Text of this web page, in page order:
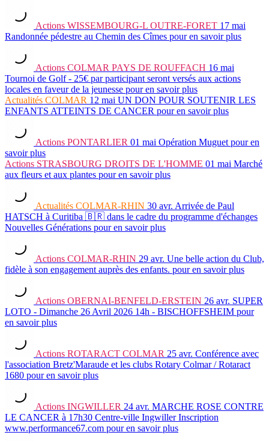
Actions WISSEMBOURG-L OUTRE-FORET 17 mai
Randonnée pédestre au Chemin des Cîmes pour en savoir plus
Actions COLMAR PAYS DE ROUFFACH 16 mai
Tournoi de Golf - 25€ par participant seront versés aux actions
locales en faveur de la jeunesse pour en savoir plus
Actualités COLMAR 12 mai UN DON POUR SOUTENIR LES
ENFANTS ATTEINTS DE CANCER pour en savoir plus
Actions PONTARLIER 01 mai Opération Muguet pour en
savoir plus
Actions STRASBOURG DROITS DE L'HOMME 01 mai Marché
aux fleurs et aux plantes pour en savoir plus
Actualités COLMAR-RHIN 30 avr. Arrivée de Paul
HATSCH à Curitiba 🇧🇷 dans le cadre du programme d'échanges
Nouvelles Générations pour en savoir plus
Actions COLMAR-RHIN 29 avr. Une belle action du Club,
fidèle à son engagement auprès des enfants. pour en savoir plus
Actions OBERNAI-BENFELD-ERSTEIN 26 avr. SUPER
LOTO - Dimanche 26 Avril 2026 14h - BISCHOFFSHEIM pour
en savoir plus
Actions ROTARACT COLMAR 25 avr. Conférence avec
l'association Bretz'Maraude et les clubs Rotary Colmar / Rotaract
1680 pour en savoir plus
Actions INGWILLER 24 avr. MARCHE ROSE CONTRE
LE CANCER à 17h30 Centre-ville Ingwiller Inscription
www.performance67.com pour en savoir plus